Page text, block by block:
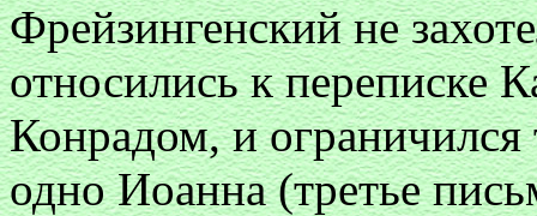
Фрейзингенский не
относились к переписке
Конрадом, и
одно Иоанна (третье